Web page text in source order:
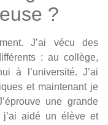
?
J’ai vécu des
: au collège,
à l’université. J’ai
et maintenant je
une grande
aidé un élève et